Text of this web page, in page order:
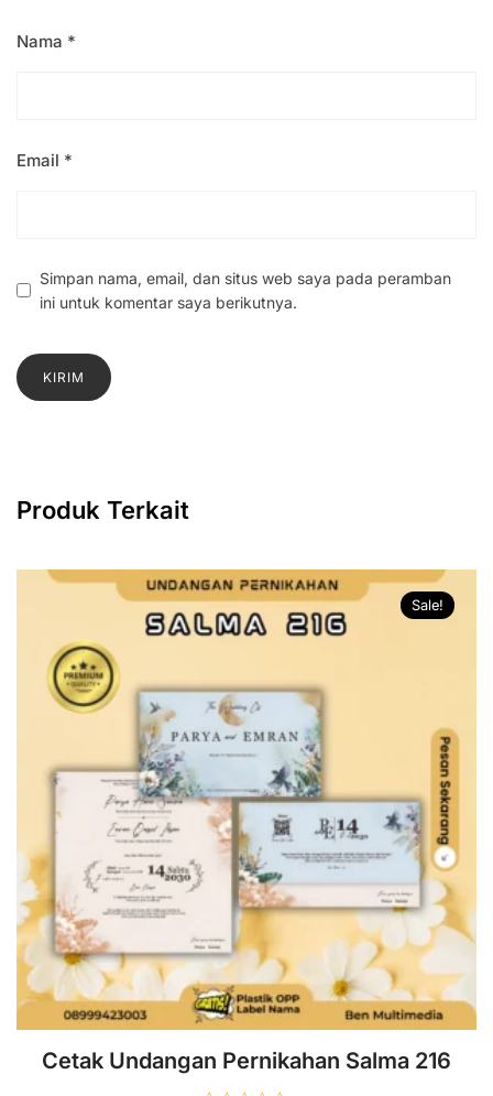
Nama *
Email *
Simpan nama, email, dan situs web saya pada peramban
ini untuk komentar saya berikutnya.
Produk Terkait
Sale!
Cetak Undangan Pernikahan Salma 216